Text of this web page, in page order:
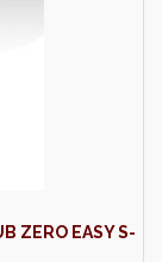
ZERO EASY S-